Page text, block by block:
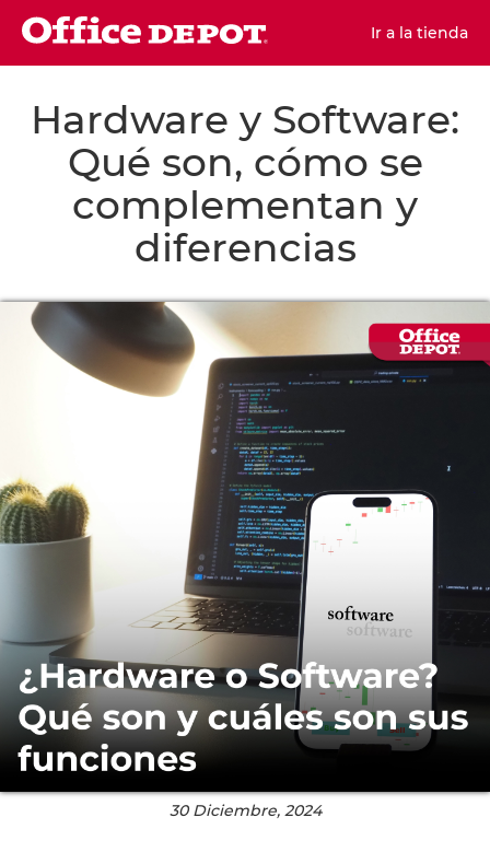
Ir a la tienda
Hardware y Software:
Qué son, cómo se
complementan y
diferencias
30 Diciembre, 2024